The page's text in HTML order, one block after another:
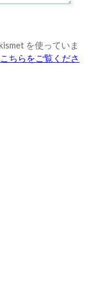
を使っていま
ちらをご覧くださ